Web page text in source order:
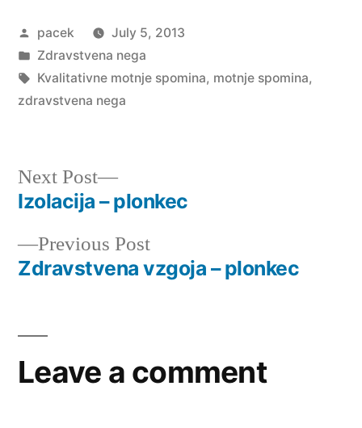
Posted
by
pacek
July 5, 2013
Posted
in
Zdravstvena nega
Tags:
Kvalitativne motnje spomina, motnje spomina,
zdravstvena nega
Post
navigation
Previous PostPrevious
post:
Zdravstvena vzgoja – plonkec
Next Post
Next
post:
Izolacija – plonkec
Leave a comment